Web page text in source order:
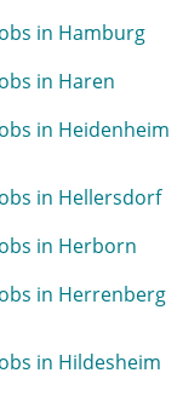
in Hamburg
in Haren
in Heidenheim
in Hellersdorf
in Herborn
in Herrenberg
in Hildesheim